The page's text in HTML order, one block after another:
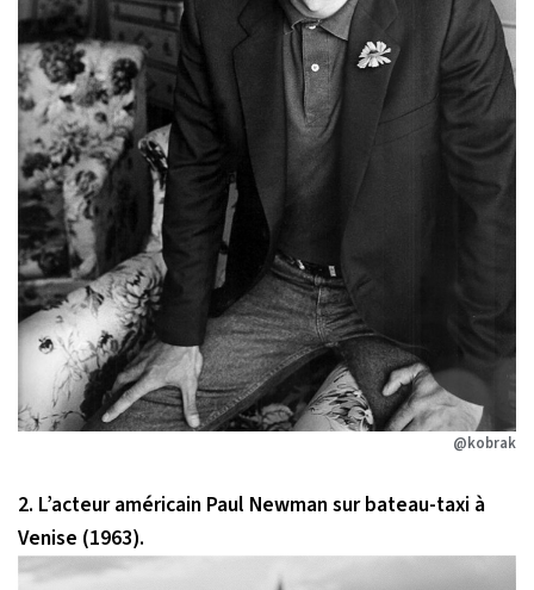
@kobrak
2. L’acteur américain Paul Newman sur bateau-taxi à
Venise (1963).